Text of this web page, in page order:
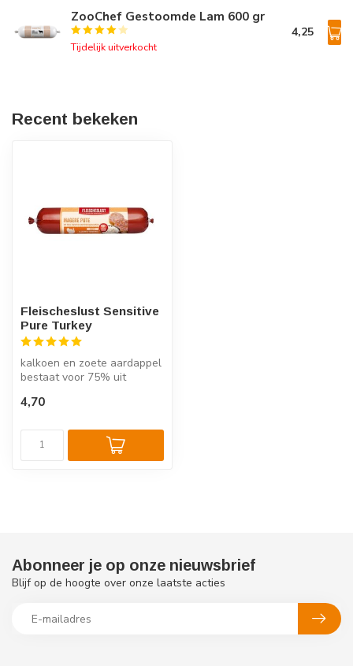
ZooChef Gestoomde Lam 600 gr
Tijdelijk uitverkocht
4,25
Recent bekeken
Fleischeslust Sensitive
Pure Turkey
kalkoen en zoete aardappel
bestaat voor 75% uit
bestaat ui...
4,70
Abonneer je op onze nieuwsbrief
Blijf op de hoogte over onze laatste acties